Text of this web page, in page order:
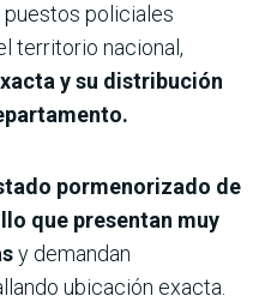
policiales
territorio nacional,
y su distribución
pormenorizado de
que presentan muy
y demandan
ubicación exacta.